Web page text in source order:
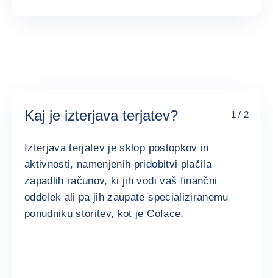
Kaj je izterjava terjatev? 1 / 2
Izterjava terjatev je sklop postopkov in
aktivnosti, namenjenih pridobitvi plačila
zapadlih računov, ki jih vodi vaš finančni
oddelek ali pa jih zaupate specializiranemu
ponudniku storitev, kot je Coface.